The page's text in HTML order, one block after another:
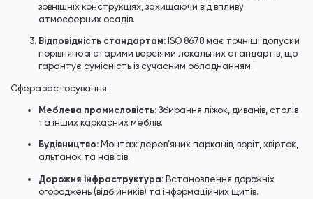
зовнішніх конструкціях, захищаючи від впливу
атмосферних осадів.
Відповідність стандартам: ISO 8678 має точніші допуски
порівняно зі старими версіями локальних стандартів, що
гарантує сумісність із сучасним обладнанням.
Сфера застосування:
Меблева промисловість: Збирання ліжок, диванів, столів
та інших каркасних меблів.
Будівництво: Монтаж дерев’яних парканів, воріт, хвірток,
альтанок та навісів.
Дорожня інфраструктура: Встановлення дорожніх
огороджень (відбійників) та інформаційних щитів.